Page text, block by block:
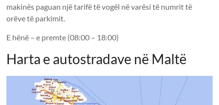
makinës paguan një tarifë të vogël në varësi të numrit të
orëve të parkimit.
E hënë – e premte (08:00 – 18:00)
Harta e autostradave në Maltë